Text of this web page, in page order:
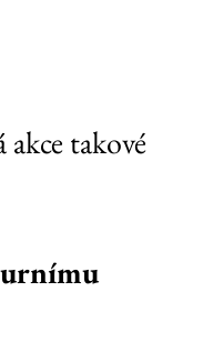
takové